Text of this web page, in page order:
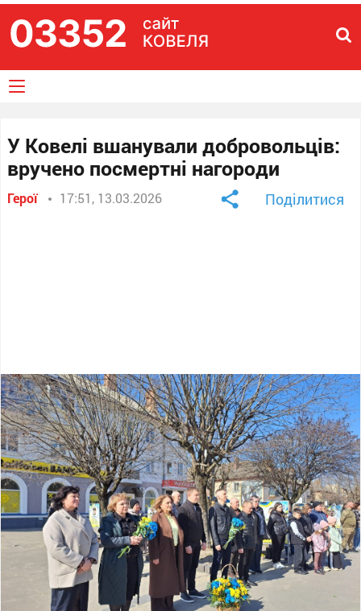
У Ковелі вшанували добровольців:
вручено посмертні нагороди
Герої 17:51, 13.03.2026 Поділитися